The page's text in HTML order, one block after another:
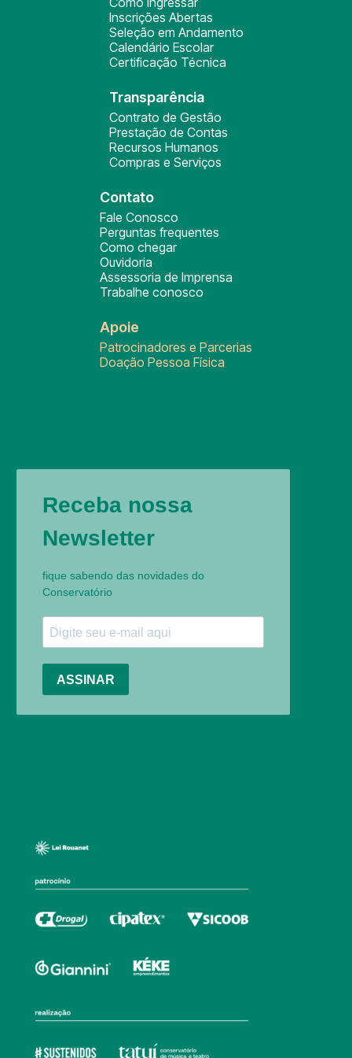
Inscrições Abertas
Seleção em Andamento
Calendário Escolar
Certificação Técnica
Transparência
Contrato de Gestão
Prestação de Contas
Recursos Humanos
Compras e Serviços
Contato
Fale Conosco
Perguntas frequentes
Como chegar
Ouvidoria
Assessoria de Imprensa
Trabalhe conosco
Apoie
Patrocinadores e Parcerias
Doação Pessoa Física